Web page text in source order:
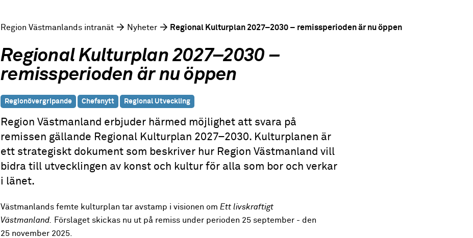
Region Västmanlands intranät Nyheter Regional Kulturplan 2027–2030 – remissperioden är nu öppen
Regional Kulturplan 2027–2030 –
remissperioden är nu öppen
Regionövergripande Chefsnytt Regional Utveckling
Region Västmanland erbjuder härmed möjlighet att svara på
remissen gällande Regional Kulturplan 2027–2030. Kulturplanen är
ett strategiskt dokument som beskriver hur Region Västmanland vill
bidra till utvecklingen av konst och kultur för alla som bor och verkar
i länet.
Västmanlands femte kulturplan tar avstamp i visionen om Ett livskraftigt
Västmanland.
Förslaget skickas nu ut på remiss under perioden 25 september - den
25 november 2025.